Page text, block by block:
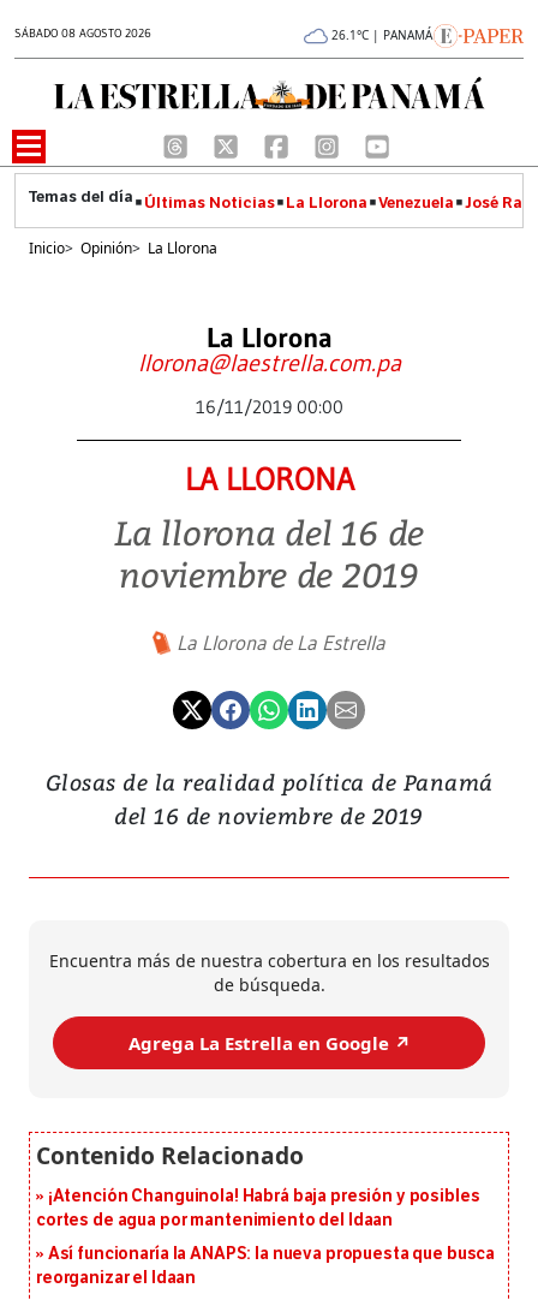
SÁBADO 08 AGOSTO 2026 26.1°C | PANAMÁ
Últimas Noticias La Llorona Venezuela José
Inicio> Opinión> La Llorona
La Llorona
llorona@laestrella.com.pa
16/11/2019 00:00
LA LLORONA
La llorona del 16 de
noviembre de 2019
La Llorona de La Estrella
Glosas de la realidad política de Panamá
del 16 de noviembre de 2019
Encuentra más de nuestra cobertura en los resultados
de búsqueda.
Agrega La Estrella en Google ↗️
¡Atención Changuinola! Habrá baja presión y posibles
cortes de agua por mantenimiento del Idaan
Así funcionaría la ANAPS: la nueva propuesta que busca
reorganizar el Idaan